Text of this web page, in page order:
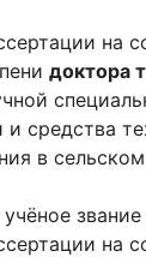
на
доктора
и средства
в
звание
на